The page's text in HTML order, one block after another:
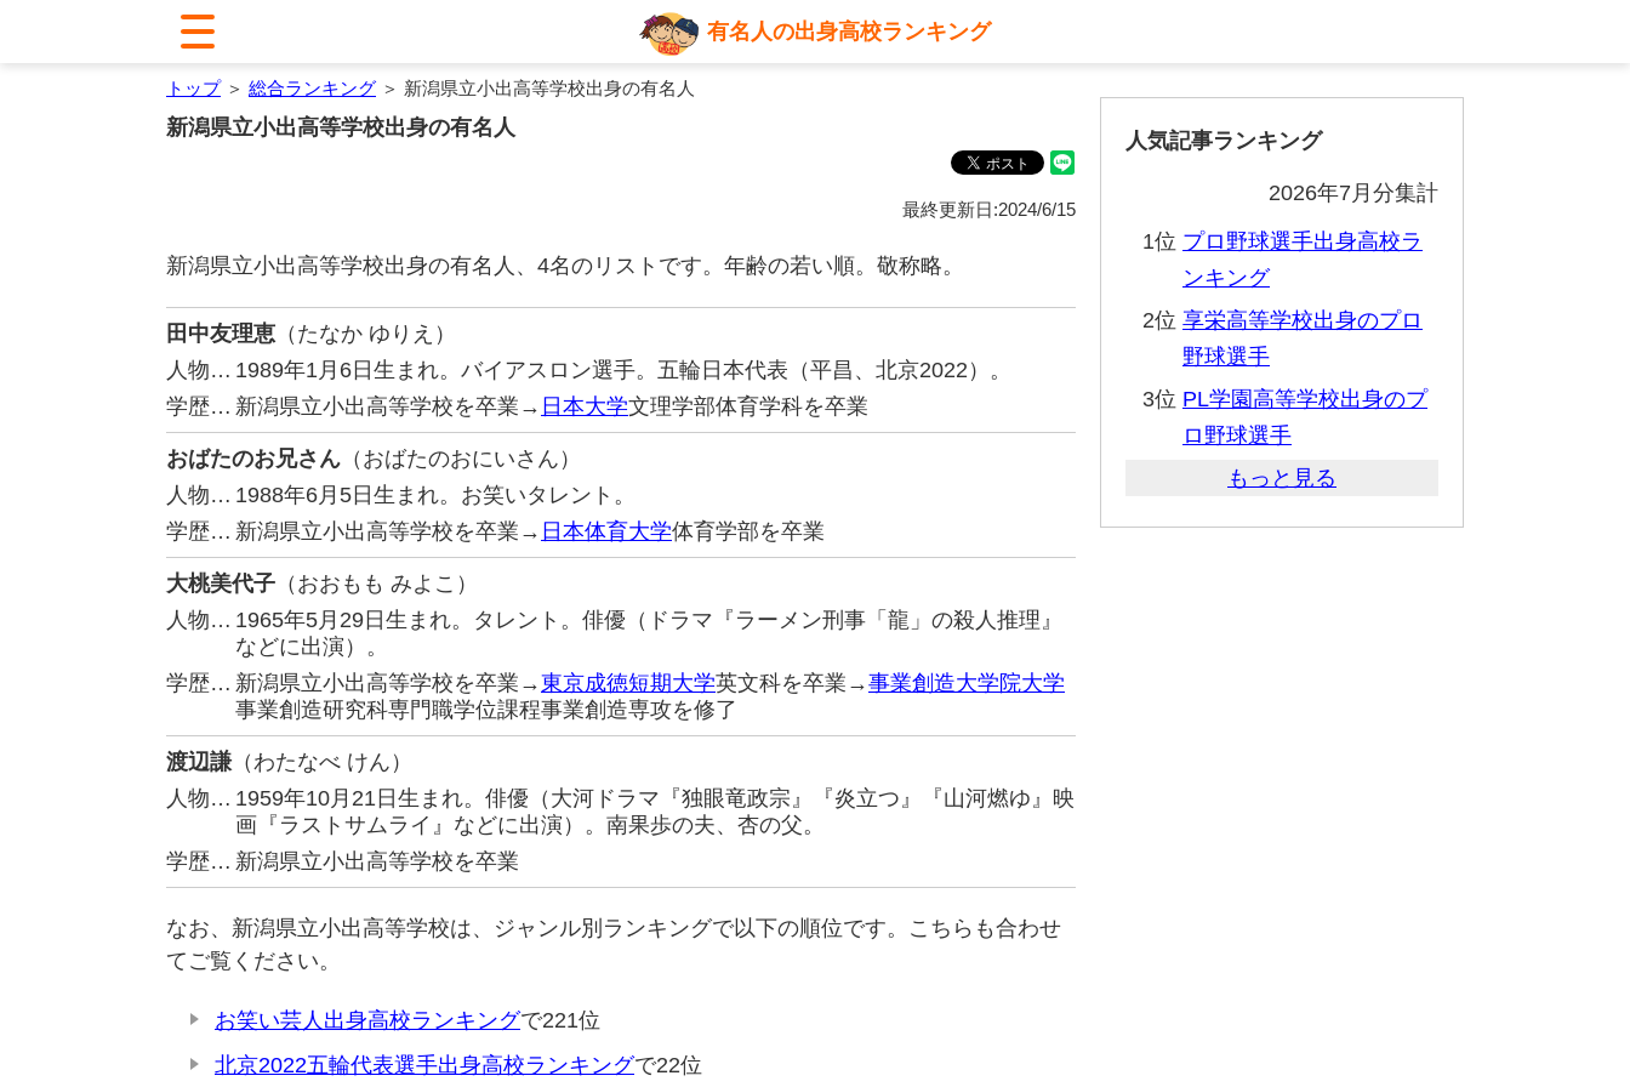
有名人の出身高校ランキング
トップ＞ 総合ランキング ＞ 新潟県立小出高等学校出身の有名人
新潟県立小出高等学校出身の有名人
最終更新日:2024/6/15
新潟県立小出高等学校出身の有名人、4名のリストです。年齢の若い順。敬称略。
田中友理恵 （たなか ゆりえ）
人物… 1989年1月6日生まれ。バイアスロン選手。五輪日本代表（平昌、北京2022）。
学歴… 新潟県立小出高等学校を卒業→ 日本大学文理学部体育学科を卒業
おばたのお兄さん （おばたのおにいさん）
人物… 1988年6月5日生まれ。お笑いタレント。
学歴… 新潟県立小出高等学校を卒業→ 日本体育大学体育学部を卒業
大桃美代子 （おおもも みよこ）
人物… 1965年5月29日生まれ。タレント。俳優（ドラマ『ラーメン刑事「龍」の殺人推理』
などに出演）。
学歴… 新潟県立小出高等学校を卒業→東京成徳短期大学英文科を卒業→事業創造大学院大学
事業創造研究科専門職学位課程事業創造専攻を修了
渡辺謙（わたなべ けん）
人物… 1959年10月21日生まれ。俳優（大河ドラマ『独眼竜政宗』『炎立つ』『山河燃ゆ』映
画『ラストサムライ』などに出演）。南果歩の夫、杏の父。
学歴… 新潟県立小出高等学校を卒業
なお、新潟県立小出高等学校は、ジャンル別ランキングで以下の順位です。こちらも合わせ
てご覧ください。
お笑い芸人出身高校ランキングで221位
北京2022五輪代表選手出身高校ランキングで22位
人気記事ランキング
2026年7月分集計
1位 プロ野球選手出身高校ラ
ンキング
2位 享栄高等学校出身のプロ
野球選手
3位 PL学園高等学校出身のプ
ロ野球選手
もっと見る